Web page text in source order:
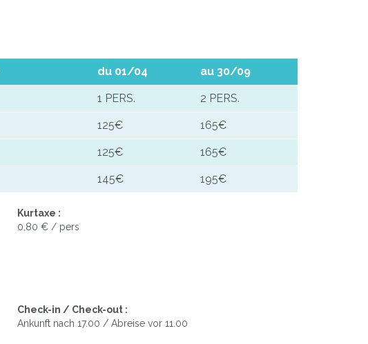
du 01/04 au 30/09
1 PERS. 2 PERS.
125€ 165€
125€ 165€
145€ 195€
Kurtaxe :
0,80 € / pers
Check-in / Check-out :
Ankunft nach 17.00 / Abreise vor 11.00